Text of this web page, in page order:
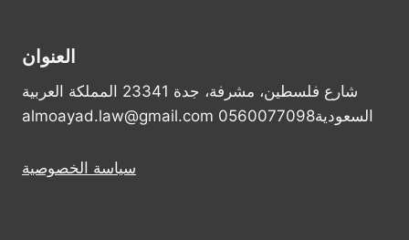
العنوان
شارع فلسطين، مشرفة، جدة 23341 المملكة العربية
السعودية0560077098 almoayad.law@gmail.com
سياسة الخصوصية